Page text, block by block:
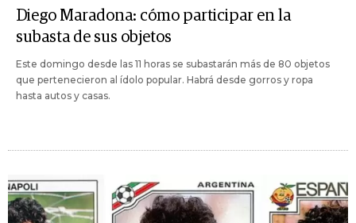
Diego Maradona: cómo participar en la
subasta de sus objetos
Este domingo desde las 11 horas se subastarán más de 80 objetos
que pertenecieron al ídolo popular. Habrá desde gorros y ropa
hasta autos y casas.